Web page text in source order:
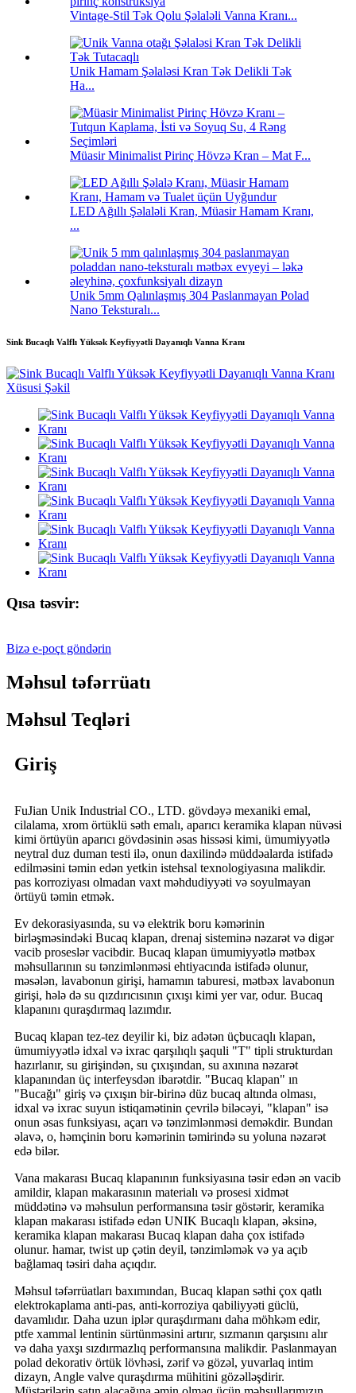
Vintage-Stil Tək Qolu Şəlaləli Vanna Kranı...
Unik Hamam Şəlaləsi Kran Tək Delikli Tək
Ha...
Müasir Minimalist Pirinç Hövzə Kran – Mat F...
LED Ağıllı Şəlaləli Kran, Müasir Hamam Kranı,
...
Unik 5mm Qalınlaşmış 304 Paslanmayan Polad
Nano Teksturalı...
Sink Bucaqlı Valflı Yüksək Keyfiyyətli Dayanıqlı Vanna Kranı
Qısa təsvir:
Bizə e-poçt göndərin
Məhsul təfərrüatı
Məhsul Teqləri
Giriş
FuJian Unik Industrial CO., LTD. gövdəyə mexaniki emal,
cilalama, xrom örtüklü səth emalı, aparıcı keramika klapan nüvəsi
kimi örtüyün aparıcı gövdəsinin əsas hissəsi kimi, ümumiyyətlə
neytral duz duman testi ilə, onun daxilində müddəalarda istifadə
edilməsini təmin edən yetkin istehsal texnologiyasına malikdir.
pas korroziyası olmadan vaxt məhdudiyyəti və soyulmayan
örtüyü təmin etmək.
Ev dekorasiyasında, su və elektrik boru kəmərinin
birləşməsindəki Bucaq klapan, drenaj sisteminə nəzarət və digər
vacib proseslər vacibdir. Bucaq klapan ümumiyyətlə mətbəx
məhsullarının su tənzimlənməsi ehtiyacında istifadə olunur,
məsələn, lavabonun girişi, hamamın taburesi, mətbəx lavabonun
girişi, hələ də su qızdırıcısının çıxışı kimi yer var, odur. Bucaq
klapanını quraşdırmaq lazımdır.
Bucaq klapan tez-tez deyilir ki, biz adətən üçbucaqlı klapan,
ümumiyyətlə idxal və ixrac qarşılıqlı şaquli "T" tipli strukturdan
hazırlanır, su girişindən, su çıxışından, su axınına nəzarət
klapanından üç interfeysdən ibarətdir. "Bucaq klapan" ın
"Bucağı" giriş və çıxışın bir-birinə düz bucaq altında olması,
idxal və ixrac suyun istiqamətinin çevrilə biləcəyi, "klapan" isə
onun əsas funksiyası, açarı və tənzimlənməsi deməkdir. Bundan
əlavə, o, həmçinin boru kəmərinin təmirində su yoluna nəzarət
edə bilər.
Vana makarası Bucaq klapanının funksiyasına təsir edən ən vacib
amildir, klapan makarasının materialı və prosesi xidmət
müddətinə və məhsulun performansına təsir göstərir, keramika
klapan makarası istifadə edən UNIK Bucaqlı klapan, əksinə,
keramika klapan makarası Bucaq klapan daha çox istifadə
olunur. hamar, twist up çətin deyil, tənzimləmək və ya açıb
bağlamaq təsiri daha açıqdır.
Məhsul təfərrüatları baxımından, Bucaq klapan səthi çox qatlı
elektrokaplama anti-pas, anti-korroziya qabiliyyəti güclü,
davamlıdır. Daha uzun iplər quraşdırmanı daha möhkəm edir,
ptfe xammal lentinin sürtünməsini artırır, sızmanın qarşısını alır
və daha yaxşı sızdırmazlıq performansına malikdir. Paslanmayan
polad dekorativ örtük lövhəsi, zərif və gözəl, yuvarlaq intim
dizayn, Angle valve quraşdırma mühitini gözəlləşdirir.